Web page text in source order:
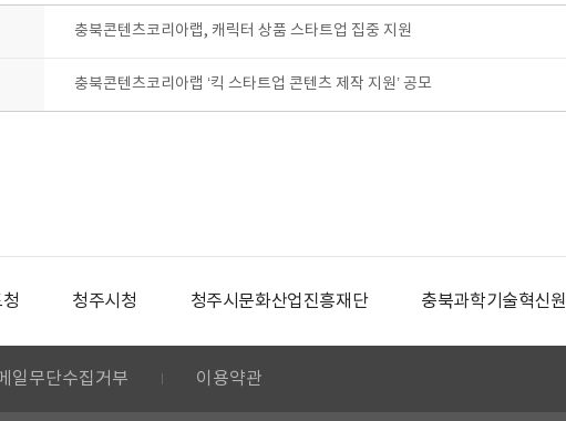
충북콘텐츠코리아랩, 캐릭터 상품 스타트업 집중 지원
충북콘텐츠코리아랩 ‘킥 스타트업 콘텐츠 제작 지원’ 공모
청주시청 청주시문화산업진흥재단 충북과학기술혁신원
일무단수집거부 이용약관